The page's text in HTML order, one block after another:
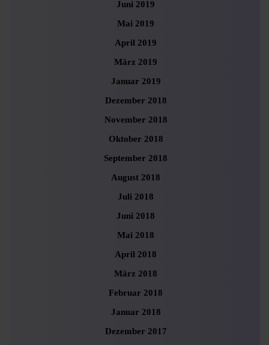
Juni 2019
Mai 2019
April 2019
März 2019
Januar 2019
Dezember 2018
November 2018
Oktober 2018
September 2018
August 2018
Juli 2018
Juni 2018
Mai 2018
April 2018
März 2018
Februar 2018
Januar 2018
Dezember 2017